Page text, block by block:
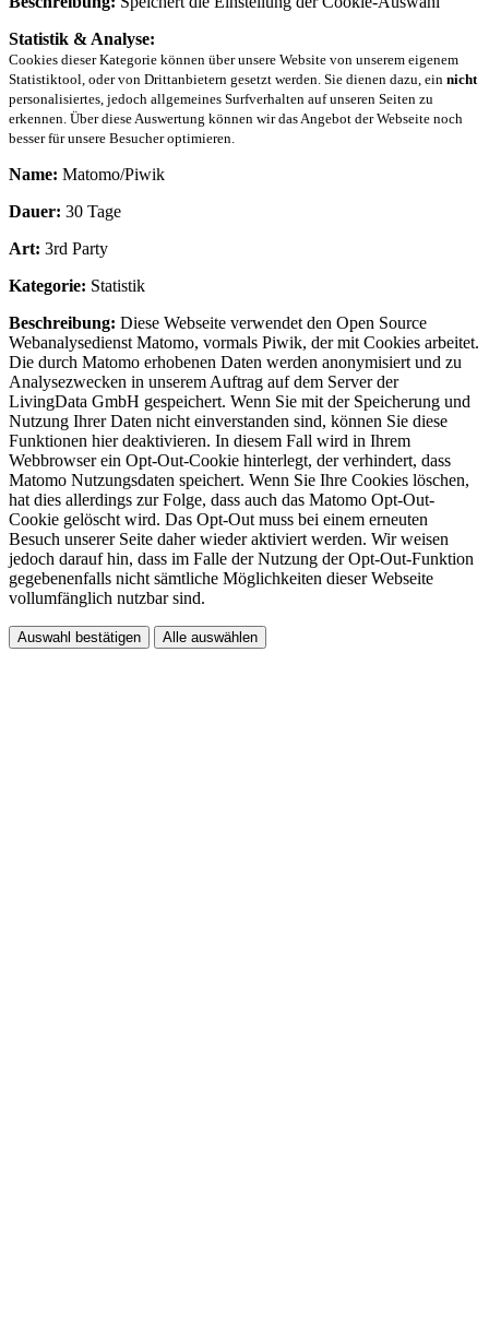
Statistik & Analyse:
Cookies dieser Kategorie können über unsere Website von unserem eigenem
Statistiktool, oder von Drittanbietern gesetzt werden. Sie dienen dazu, ein nicht
personalisiertes, jedoch allgemeines Surfverhalten auf unseren Seiten zu
erkennen. Über diese Auswertung können wir das Angebot der Webseite noch
besser für unsere Besucher optimieren.
Name: Matomo/Piwik
Dauer: 30 Tage
Art: 3rd Party
Kategorie: Statistik
Beschreibung: Diese Webseite verwendet den Open Source
Webanalysedienst Matomo, vormals Piwik, der mit Cookies arbeitet.
Die durch Matomo erhobenen Daten werden anonymisiert und zu
Analysezwecken in unserem Auftrag auf dem Server der
LivingData GmbH gespeichert. Wenn Sie mit der Speicherung und
Nutzung Ihrer Daten nicht einverstanden sind, können Sie diese
Funktionen hier deaktivieren. In diesem Fall wird in Ihrem
Webbrowser ein Opt-Out-Cookie hinterlegt, der verhindert, dass
Matomo Nutzungsdaten speichert. Wenn Sie Ihre Cookies löschen,
hat dies allerdings zur Folge, dass auch das Matomo Opt-Out-
Cookie gelöscht wird. Das Opt-Out muss bei einem erneuten
Besuch unserer Seite daher wieder aktiviert werden. Wir weisen
jedoch darauf hin, dass im Falle der Nutzung der Opt-Out-Funktion
gegebenenfalls nicht sämtliche Möglichkeiten dieser Webseite
vollumfänglich nutzbar sind.
Auswahl bestätigen Alle auswählen